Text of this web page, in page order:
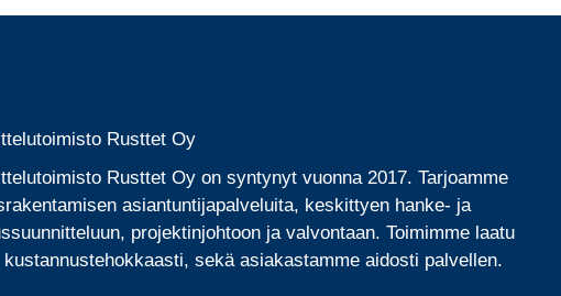
Rusttet Oy
Rusttet Oy on syntynyt vuonna 2017. Tarjoamme
asiantuntijapalveluita, keskittyen hanke- ja
projektinjohtoon ja valvontaan. Toimimme laatu
kustannustehokkaasti, sekä asiakastamme aidosti palvellen.